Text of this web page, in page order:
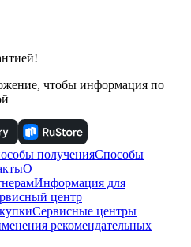
чтобы информация по
полученияСпособы
О
Информация для
центр
Сервисные центры
рекомендательных